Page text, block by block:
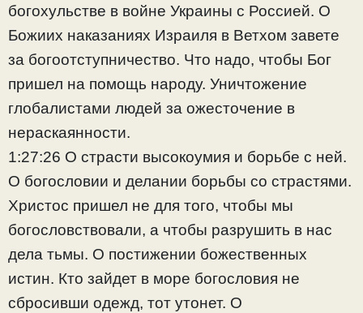
богохульстве в войне Украины с Россией. О
Божиих наказаниях Израиля в Ветхом завете
за богоотступничество. Что надо, чтобы Бог
пришел на помощь народу. Уничтожение
глобалистами людей за ожесточение в
нераскаянности.
1:27:26 О страсти высокоумия и борьбе с ней.
О богословии и делании борьбы со страстями.
Христос пришел не для того, чтобы мы
богословствовали, а чтобы разрушить в нас
дела тьмы. О постижении божественных
истин. Кто зайдет в море богословия не
сбросивши одежд, тот утонет. О